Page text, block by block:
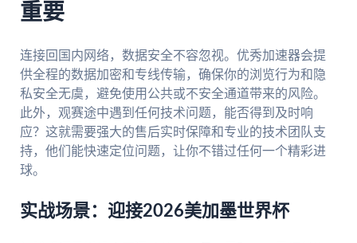
重要
连接回国内网络，数据安全不容忽视。优秀加速器会提
供全程的数据加密和专线传输，确保你的浏览行为和隐
私安全无虞，避免使用公共或不安全通道带来的风险。
此外，观赛途中遇到任何技术问题，能否得到及时响
应？这就需要强大的售后实时保障和专业的技术团队支
持，他们能快速定位问题，让你不错过任何一个精彩进
球。
实战场景：迎接2026美加墨世界杯